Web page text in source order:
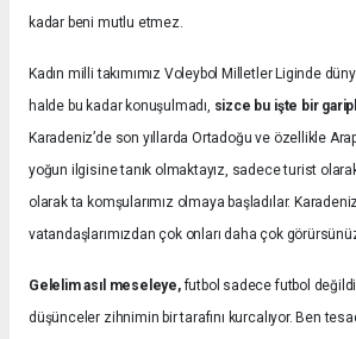
kadar beni mutlu etmez.
Kadın milli takımımız Voleybol Milletler Liginde
halde bu kadar konuşulmadı, sizce bu işte bir
Karadeniz’de son yıllarda Ortadoğu ve özellikle
yoğun ilgisine tanık olmaktayız, sadece turist
olarak ta komşularımız olmaya başladılar.
vatandaşlarımızdan çok onları daha çok
Gelelim asıl meseleye,futbol sadece futbol
düşünceler zihnimin bir tarafını kurcalıyor. Ben